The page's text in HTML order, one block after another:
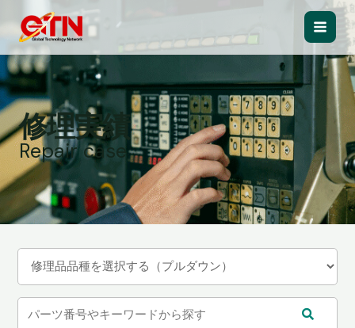
ス
キ
ッ
プ
Main
修理実績
Repair case